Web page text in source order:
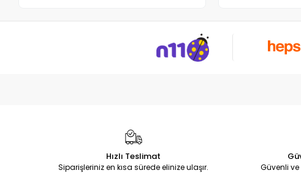
Hızlı Teslimat
Siparişleriniz en kısa sürede elinize ulaşır. Güvenli